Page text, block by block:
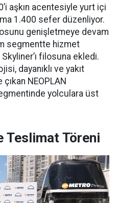
aşkın acentesiyle yurt içi
1.400 sefer düzenliyor.
genişletmeye devam
segmentte hizmet
filosuna ekledi.
dayanıklı ve yakıt
NEOPLAN
yolculara üst
Teslimat Töreni